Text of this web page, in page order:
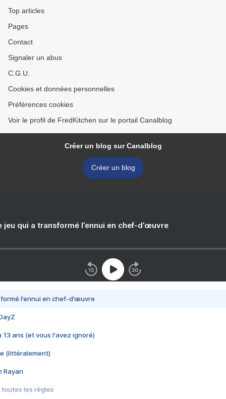
Top articles
Pages
Contact
Signaler un abus
C.G.U.
Cookies et données personnelles
Préférences cookies
Voir le profil de FredKitchen sur le portail Canalblog
Créer un blog sur Canalblog
Créer un blog
jeu qui a transformé l’ennui en chef-d’œuvre
l’ennui en chef-d’œuvre
13 ans (et vous l'avez ignoré)
(littéralement)
Rayan
toutes les règles